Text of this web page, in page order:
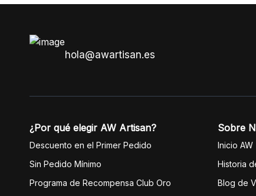
hola@awartisan.es
¿Por qué elegir AW Artisan?
Descuento en el Primer Pedido
Sin Pedido Mínimo
Programa de Recompensa Club Oro
Sobre
Inicio AW
Historia
Blog de